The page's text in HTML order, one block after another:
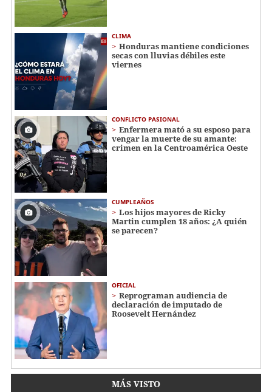
CLIMA
Honduras mantiene condiciones
secas con lluvias débiles este
viernes
CONFLICTO PASIONAL
Enfermera mató a su esposo para
vengar la muerte de su amante:
crimen en la Centroamérica Oeste
CUMPLEAÑOS
Los hijos mayores de Ricky
Martin cumplen 18 años: ¿A quién
se parecen?
OFICIAL
Reprograman audiencia de
declaración de imputado de
Roosevelt Hernández
MÁS VISTO